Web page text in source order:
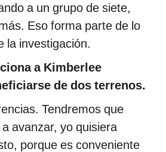
a un grupo de siete,
Eso forma parte de lo
la investigación.
a Kimberlee
de dos terrenos.
Tendremos que
avanzar, yo quisiera
porque es conveniente